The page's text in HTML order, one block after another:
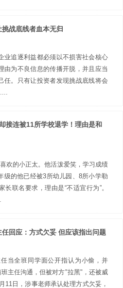
战底线者血本无归
业追逐利益都必须以不损害社会核心
由为不良信息的传播开脱，并且应当
任。只有让投资者发现挑战底线将会
接连被11所学校退学！理由是和
欢的小正太。他活泼爱笑，学习成绩
级的他已经被3所幼儿园、8所小学勒
联名要求，理由是“不适宜行为”。
回应：方式欠妥 但应该指出问题
当全班同学面公开指认为小偷，并
主任沟通，但被对方"拉黑"，还被威
11日，涉事老师承认处理方式欠妥，